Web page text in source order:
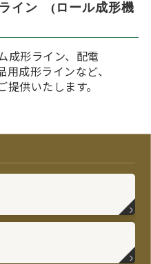
イン (ロール成形機
成形ライン、配電
成形ラインなど、
供いたします。